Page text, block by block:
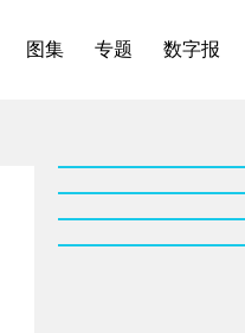
图集 专题 数字报